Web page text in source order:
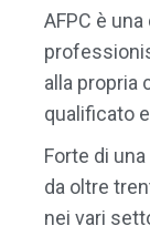
AFPC è
alla propria
qualificato
Forte di
da oltre
nei vari